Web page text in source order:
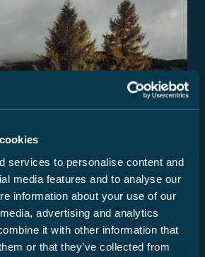
services to personalise content and
media features and to analyse our
information about your use of our
advertising and analytics
it with other information that
or that they’ve collected from